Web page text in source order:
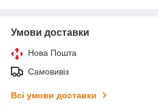
Умови доставки
Нова Пошта
Самовивіз
Всі умови доставки